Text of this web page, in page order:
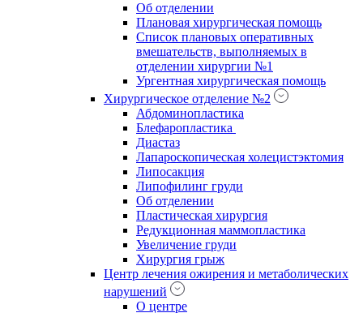
Об отделении
Плановая хирургическая помощь
Список плановых оперативных
вмешательств, выполняемых в
отделении хирургии №1
Ургентная хирургическая помощь
Хирургическое отделение №2
Абдоминопластика
Блефаропластика
Диастаз
Лапароскопическая холецистэктомия
Липосакция
Липофилинг груди
Об отделении
Пластическая хирургия
Редукционная маммопластика
Увеличение груди
Хирургия грыж
Центр лечения ожирения и метаболических
нарушений
О центре